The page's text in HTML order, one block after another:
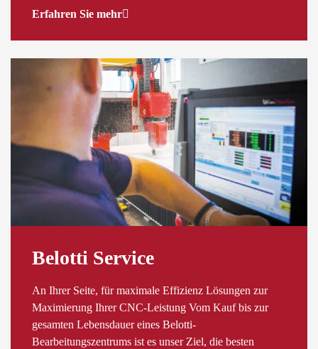
Erfahren Sie mehr
Belotti Service
An Ihrer Seite, für maximale Effizienz Lösungen zur
Maximierung Ihrer CNC-Leistung Vom Kauf bis zur
gesamten Lebensdauer eines Belotti-
Bearbeitungszentrums ist es unser Ziel, die besten